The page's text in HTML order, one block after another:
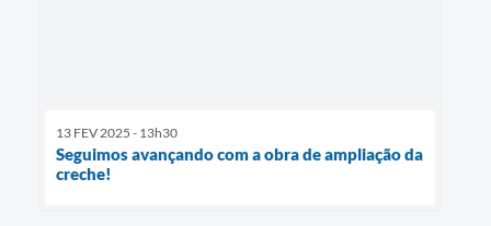
13 FEV 2025 - 13h30
Seguimos avançando com a obra de ampliação da
creche!